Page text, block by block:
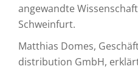
angewandte
Schweinfurt.
Matthias Domes,
distribution GmbH,